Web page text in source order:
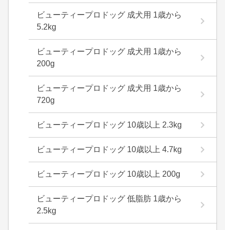
ビューティープロドッグ 成犬用 1歳から
5.2kg
ビューティープロドッグ 成犬用 1歳から
200g
ビューティープロドッグ 成犬用 1歳から
720g
ビューティープロドッグ 10歳以上 2.3kg
ビューティープロドッグ 10歳以上 4.7kg
ビューティープロドッグ 10歳以上 200g
ビューティープロドッグ 低脂肪 1歳から
2.5kg